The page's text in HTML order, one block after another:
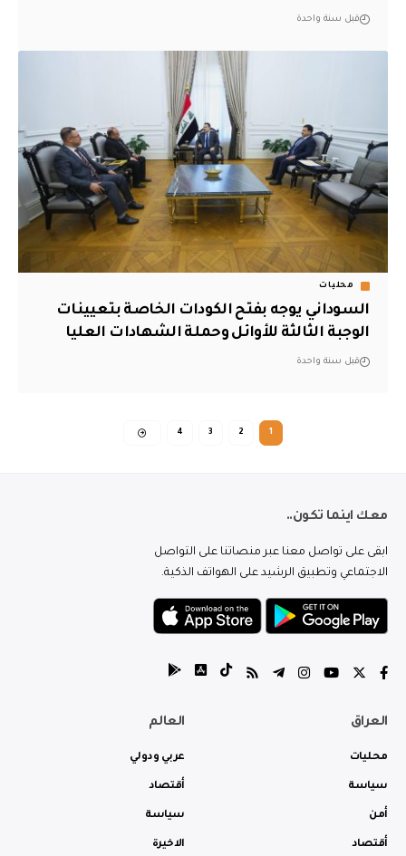
قبل سنة واحدة
محليات
السوداني يوجه بفتح الكودات الخاصة بتعيينات
الوجبة الثالثة للأوائل وحملة الشهادات العليا
قبل سنة واحدة
1
2
3
4
معك اينما تكون..
ابقى على تواصل معنا عبر منصاتنا على التواصل
الاجتماعي وتطبيق الرشيد على الهواتف الذكية.
العراق
محليات
سياسة
أمن
أقتصاد
العالم
عربي ودولي
أقتصاد
سياسة
الاخيرة